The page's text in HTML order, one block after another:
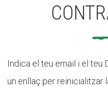
Indica el teu email i el teu
un enllaç per reinicialitzar
CASES